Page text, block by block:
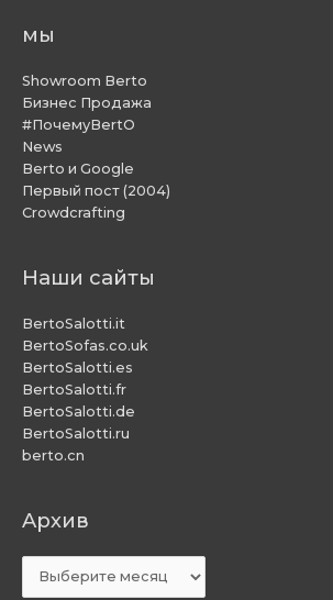
мы
Showroom Berto
Бизнес Продажа
#ПочемуBertO
News
Berto и Google
Первый пост (2004)
Crowdcrafting
Наши сайты
BertoSalotti.it
BertoSofas.co.uk
BertoSalotti.es
BertoSalotti.fr
BertoSalotti.de
BertoSalotti.ru
berto.cn
Aрхив
Aрхив